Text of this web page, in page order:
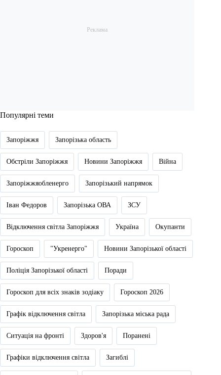
Популярні теми
Запоріжжя Запорізька область
Обстріли Запоріжжя Новини Запоріжжя Війна
Запоріжжяобленерго Запорізький напрямок
Іван Федоров Запорізька ОВА ЗСУ
Відключення світла Запоріжжя Україна Окупанти
Гороскоп "Укренерго" Новини Запорізької області
Поліція Запорізької області Поради
Гороскоп для всіх знаків зодіаку Гороскоп 2026
Графік відключення світла Запорізька міська рада
Ситуація на фронті Здоров'я Поранені
Графіки відключення світла Загиблі